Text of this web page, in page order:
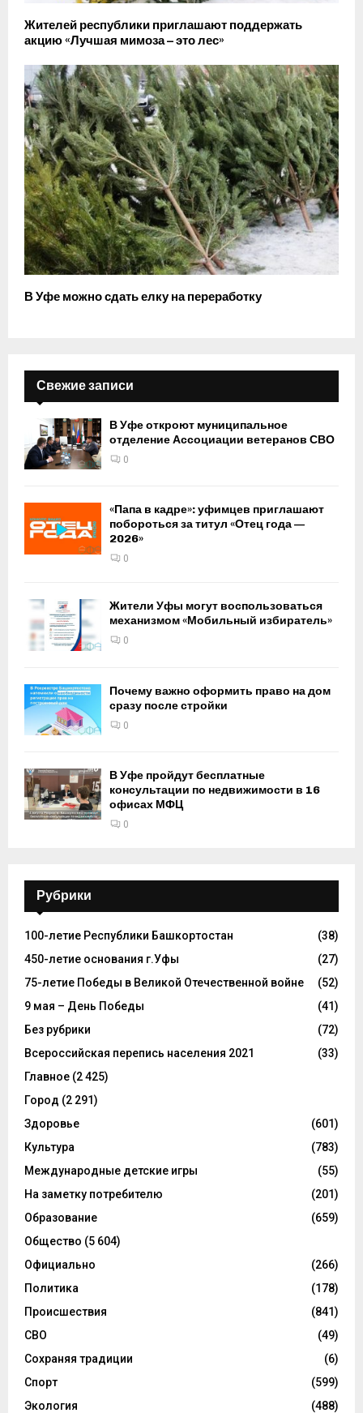
Жителей республики приглашают поддержать
акцию «Лучшая мимоза – это лес»
В Уфе можно сдать елку на переработку
Свежие записи
В Уфе откроют муниципальное
отделение Ассоциации ветеранов СВО
0
«Папа в кадре»: уфимцев приглашают
побороться за титул «Отец года —
2026»
0
Жители Уфы могут воспользоваться
механизмом «Мобильный избиратель»
0
Почему важно оформить право на дом
сразу после стройки
0
В Уфе пройдут бесплатные
консультации по недвижимости в 16
офисах МФЦ
0
Рубрики
100-летие Республики Башкортостан
(38)
450-летие основания г.Уфы
(27)
75-летие Победы в Великой Отечественной войне
(52)
9 мая – День Победы
(41)
Без рубрики
(72)
Всероссийская перепись населения 2021
(33)
Главное (2 425)
Город (2 291)
Здоровье
(601)
Культура
(783)
Международные детские игры
(55)
На заметку потребителю
(201)
Образование
(659)
Общество (5 604)
Официально
(266)
Политика
(178)
Происшествия
(841)
СВО
(49)
Сохраняя традиции
(6)
Спорт
(599)
Экология
(488)